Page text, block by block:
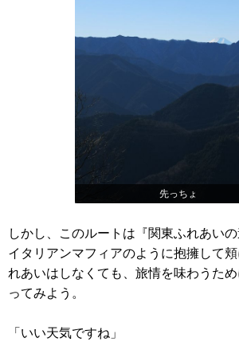
先っちょ
しかし、このルートは『関東ふれあいの
イタリアンマフィアのように抱擁して
れあいはしなくても、旅情を味わうた
ってみよう。
「いい天気ですね」